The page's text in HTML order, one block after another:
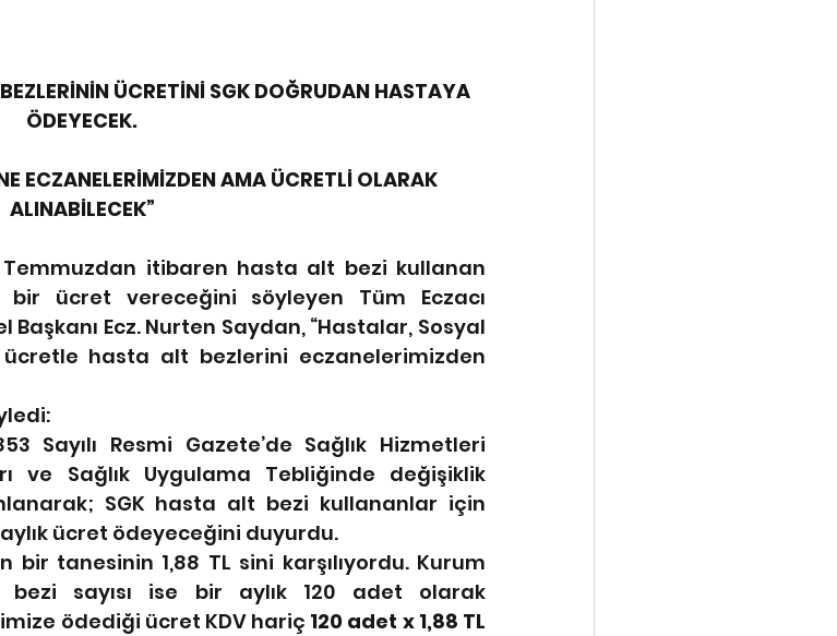
ÜCRETİNİ SGK DOĞRUDAN HASTAYA
ÖDEYECEK.
ECZANELERİMİZDEN AMA ÜCRETLİ OLARAK
ALINABİLECEK”
Temmuzdan itibaren hasta alt bezi kullanan
ücret vereceğini söyleyen Tüm Eczacı
Başkanı Ecz. Nurten Saydan, “Hastalar, Sosyal
hasta alt bezlerini eczanelerimizden
Sayılı Resmi Gazete’de Sağlık Hizmetleri
ve Sağlık Uygulama Tebliğinde değişiklik
SGK hasta alt bezi kullananlar için
ücret ödeyeceğini duyurdu.
tanesinin 1,88 TL sini karşılıyordu. Kurum
bezi sayısı ise bir aylık 120 adet olarak
ödediği ücret KDV hariç 120 adet x 1,88 TL